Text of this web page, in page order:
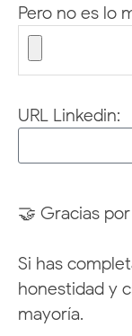
Pero no es lo
URL Linkedin:
🤝 Gracias
Si has
honestidad y
mayoría.